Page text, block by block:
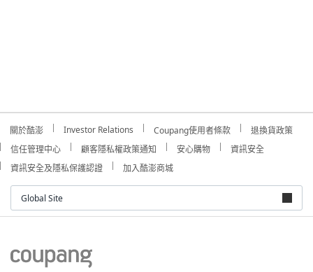
關於酷澎 Investor Relations Coupang使用者條款
退換貨政策
信任管理中心
顧客隱私權政策通知 安心購物
資訊安全
資訊安全及隱私保護認證
加入酷澎商城
Global Site